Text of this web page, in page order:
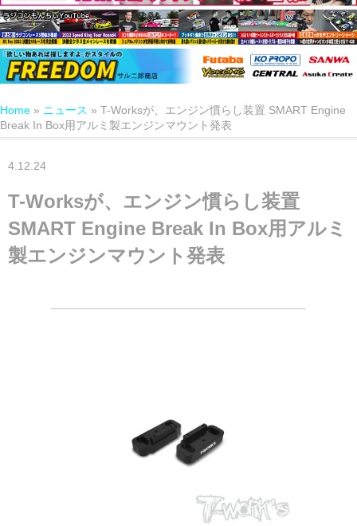
Home » ニュース » T-Worksが、エンジン慣らし装置 SMART Engine
Break In Box用アルミ製エンジンマウント発表
4.12.24
T-Worksが、エンジン慣らし装置
SMART Engine Break In Box用アルミ
製エンジンマウント発表